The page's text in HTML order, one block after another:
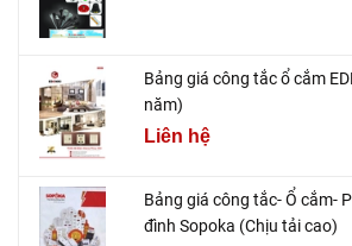
Bảng giá công tắc ổ cắm
năm)
Liên hệ
Bảng giá công tắc- Ổ cắm-
đình Sopoka (Chịu tải cao)